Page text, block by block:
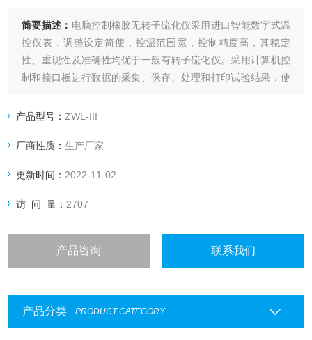
简要描述： 电脑控制橡胶无转子硫化仪采用进口智能数字式温
控仪表，调整设定简便，控温范围宽，控制精度高，其稳定
性、重现性及准确性均优于一般有转子硫化仪。采用计算机控
制和接口板进行数据的采集、保存、处理和打印试验结果，使
较、放大等功能。
产品型号：ZWL-III
厂商性质：生产厂家
更新时间： 2022-11-02
访 问 量： 2707
产品咨询 联系我们
产品分类 PRODUCT CATEGORY